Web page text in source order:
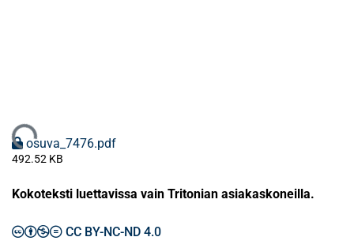
Ladataan...osuva_7476.pdf
492.52 KB
Kokoteksti luettavissa vain Tritonian asiakaskoneilla.
CC BY-NC-ND 4.0